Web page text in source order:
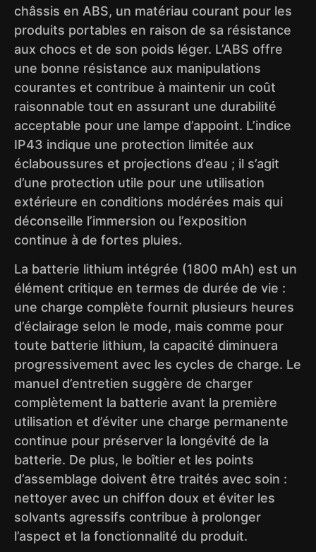
châssis en ABS, un matériau courant pour les
produits portables en raison de sa résistance
aux chocs et de son poids léger. L’ABS offre
une bonne résistance aux manipulations
courantes et contribue à maintenir un coût
raisonnable tout en assurant une durabilité
acceptable pour une lampe d’appoint. L’indice
IP43 indique une protection limitée aux
éclaboussures et projections d’eau ; il s’agit
d’une protection utile pour une utilisation
extérieure en conditions modérées mais qui
déconseille l’immersion ou l’exposition
continue à de fortes pluies.
La batterie lithium intégrée (1800 mAh) est un
élément critique en termes de durée de vie :
une charge complète fournit plusieurs heures
d’éclairage selon le mode, mais comme pour
toute batterie lithium, la capacité diminuera
progressivement avec les cycles de charge. Le
manuel d’entretien suggère de charger
complètement la batterie avant la première
utilisation et d’éviter une charge permanente
continue pour préserver la longévité de la
batterie. De plus, le boîtier et les points
d’assemblage doivent être traités avec soin :
nettoyer avec un chiffon doux et éviter les
solvants agressifs contribue à prolonger
l’aspect et la fonctionnalité du produit.